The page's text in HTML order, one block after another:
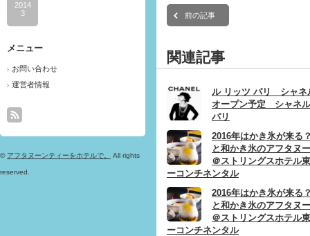
2014
3
メニュー
お問い合わせ
運営者情報
© アフタヌーンティーをホテルで。 All rights
reserved.
前の記事
関連記事
ル リッツ パリ シャネ
オープン予定 シャネ
パリ
2016年はかき氷が来
と和かき氷のアフタヌ
＠ストリングスホテル
ーコンチネンタル
2016年はかき氷が来
と和かき氷のアフタヌ
＠ストリングスホテル
ーコンチネンタル